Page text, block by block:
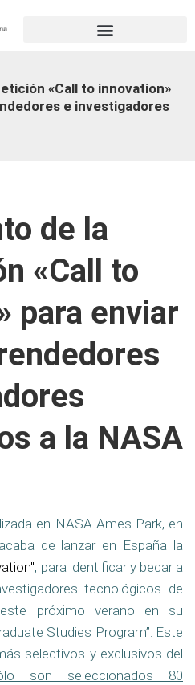
«Call to innovation»
e investigadores
de la
«Call to
para enviar
a la NASA
en NASA Ames Park, en
de lanzar en España la
, para identificar y becar a
tecnológicos de
próximo verano en su
Studies Program”. Este
selectivos y exclusivos del
son seleccionados 80